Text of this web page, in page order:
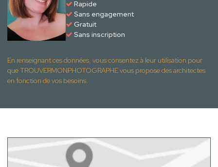
Rapide
Sans engagement
Gratuit
Sans inscription
En renseignant ces données, vous consentez à leur utilisation pour
que TROUVERMONPHOTOGRAPHE vous propose des architectes
en fonction de vos besoins.